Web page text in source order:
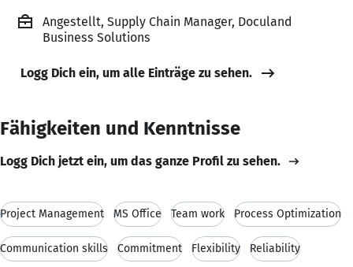
Angestellt, Supply Chain Manager, Doculand
Business Solutions
Logg Dich ein, um alle Einträge zu sehen.
Fähigkeiten und Kenntnisse
Logg Dich jetzt ein, um das ganze Profil zu sehen.
Project Management MS Office Team work Process Optimization
Communication skills Commitment Flexibility Reliability